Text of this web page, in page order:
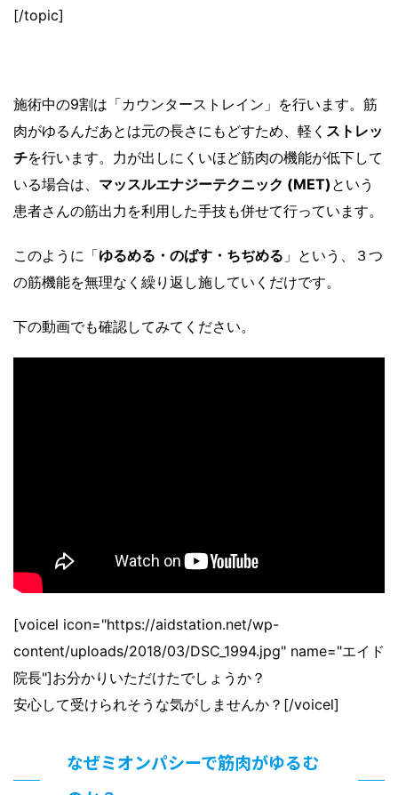
[/topic]
施術中の9割は「カウンターストレイン」を行います。筋
肉がゆるんだあとは元の長さにもどすため、軽く ストレッ
チを行います。力が出しにくいほど筋肉の機能が低下して
いる場合は、 マッスルエナジーテクニック (MET) という
患者さんの筋出力を利用した手技も併せて行っています。
このように「ゆるめる・のばす・ちぢめる 」という、３つ
の筋機能を無理なく繰り返し施していくだけです。
下の動画でも確認してみてください。
[voicel icon="https://aidstation.net/wp-
content/uploads/2018/03/DSC_1994.jpg" name="エイド
院長"]お分かりいただけたでしょうか？
安心して受けられそうな気がしませんか？[/voicel]
なぜミオンパシーで筋肉がゆるむ